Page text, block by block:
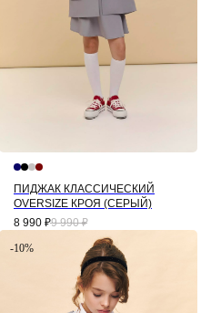
ПИДЖАК КЛАССИЧЕСКИЙ
OVERSIZE КРОЯ (СЕРЫЙ)
8 990 ₽9 990 ₽
-10%